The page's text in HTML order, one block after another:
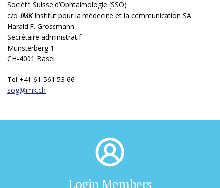
Société Suisse d’Ophtalmologie (SSO)
c/o IMKInstitut pour la médecine et la communication SA
Harald F. Grossmann
Secrétaire administratif
Münsterberg 1
CH-4001 Basel
Tel +41 61 561 53 66
sog@imk.ch
Login Members